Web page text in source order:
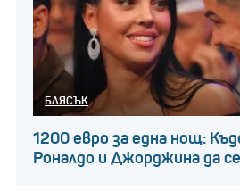
БЛЯСЪК
1200 евро за една нощ:
Роналдо и Джорджина да